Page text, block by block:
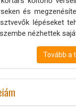
és
lépéseket
nézhettek
Tovább a